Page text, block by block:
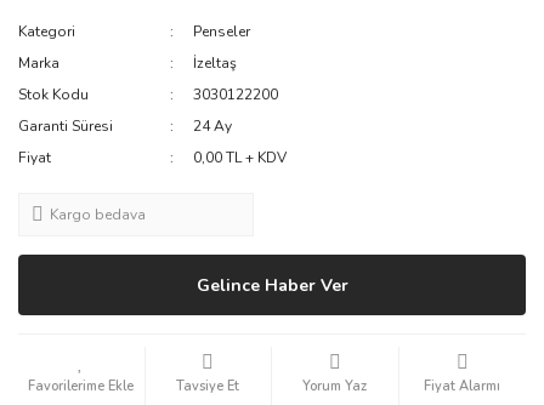
Kategori
Penseler
Marka
İzeltaş
Stok Kodu
3030122200
Garanti Süresi
24 Ay
Fiyat
0,00 TL + KDV
Kargo bedava
Gelince Haber Ver
Tavsiye Et Yorum Yaz Fiyat Alarmı